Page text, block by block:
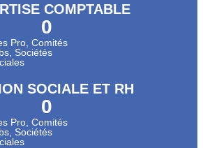
COMPTABLE
0
Pro, Comités
Sociétés
SOCIALE ET RH
0
Pro, Comités
Sociétés